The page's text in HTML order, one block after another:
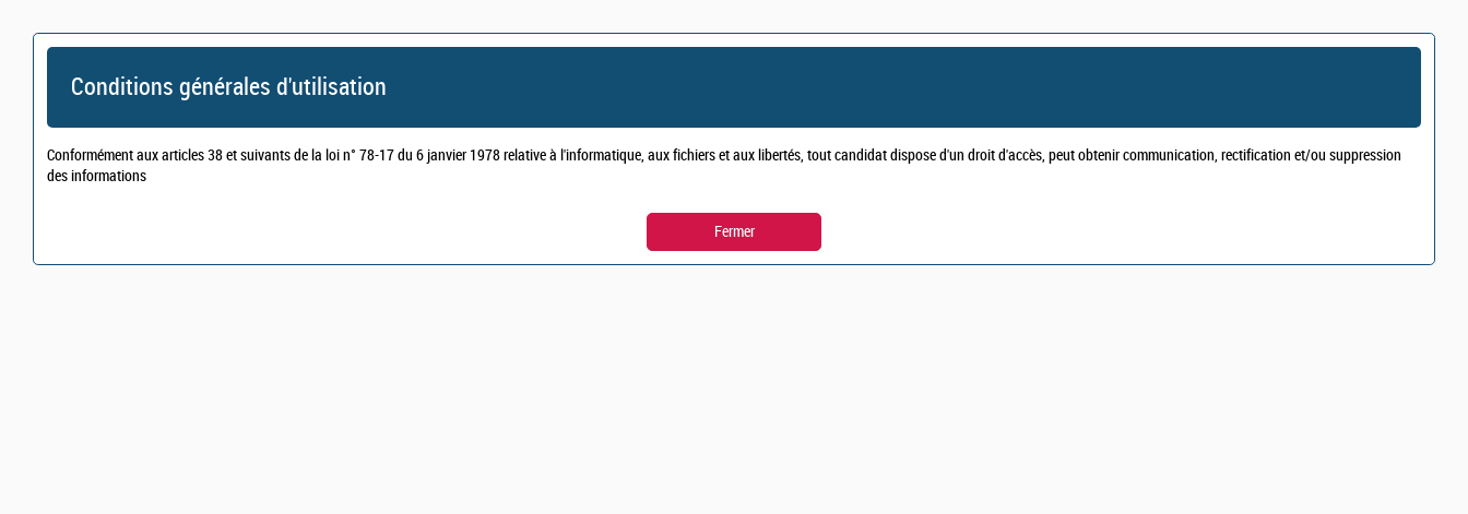
Conditions générales d'utilisation
Conformément aux articles 38 et suivants de la loi n° 78-17 du 6 janvier 1978 relative à l'informatique, aux fichiers et aux libertés, tout candidat dispose d'un droit d'accès, peut obtenir communication, rectification et/ou suppression
des informations